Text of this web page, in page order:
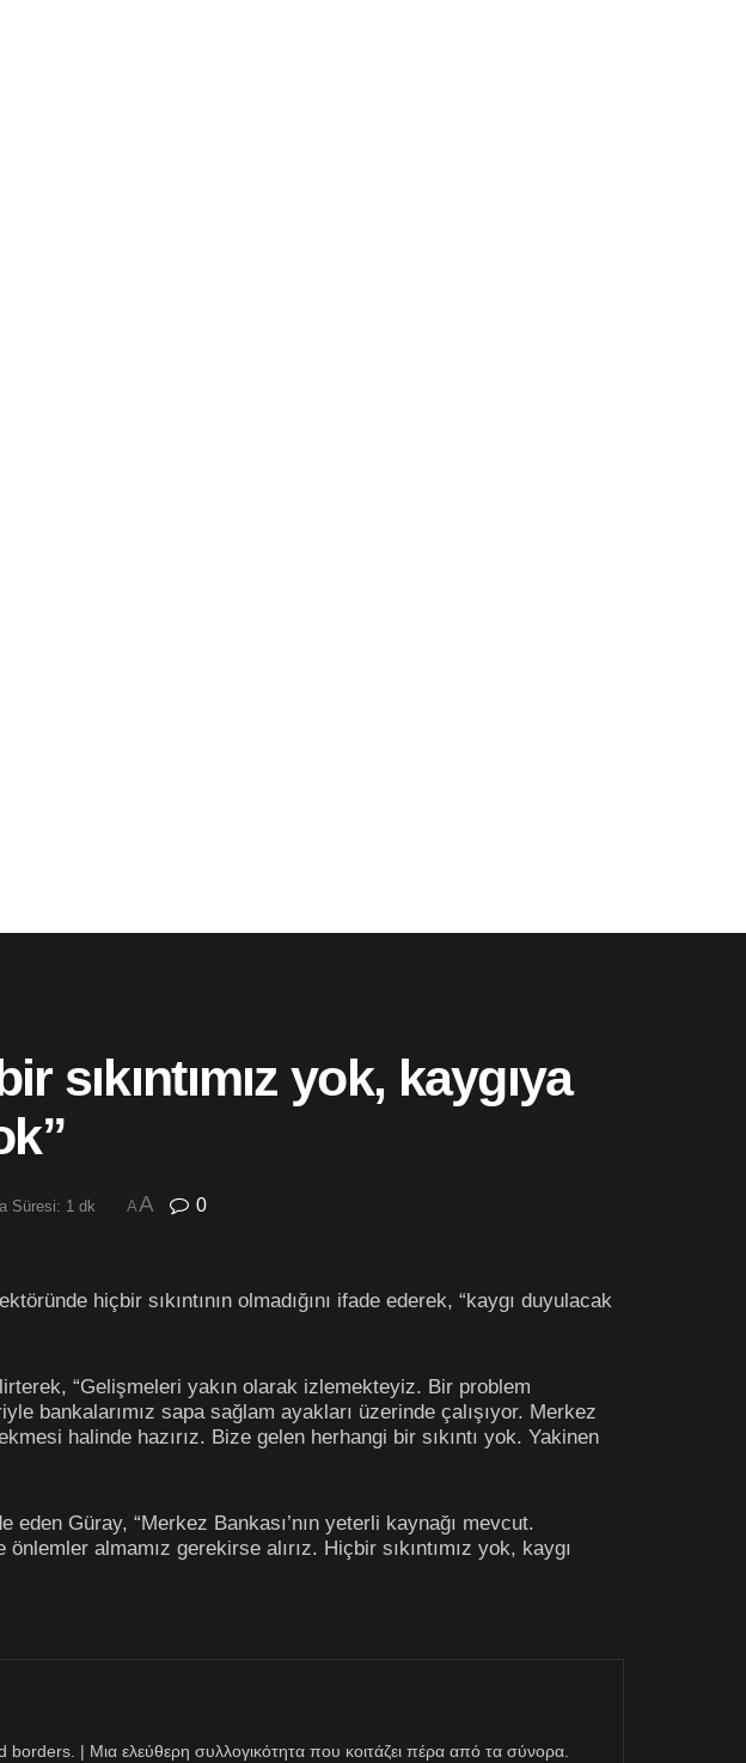
sıkıntımız yok, kaygıya
Süresi: 1 dk AA 0
hiçbir sıkıntının olmadığını ifade ederek, “kaygı duyulacak
“Gelişmeleri yakın olarak izlemekteyiz. Bir problem
bankalarımız sapa sağlam ayakları üzerinde çalışıyor. Merkez
halinde hazırız. Bize gelen herhangi bir sıkıntı yok. Yakinen
eden Güray, “Merkez Bankası’nın yeterli kaynağı mevcut.
almamız gerekirse alırız. Hiçbir sıkıntımız yok, kaygı
| Μια ελεύθερη συλλογικότητα που κοιτάζει πέρα από τα σύνορα.